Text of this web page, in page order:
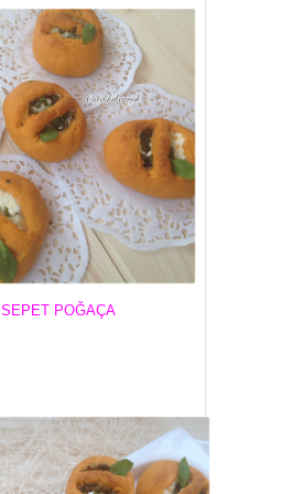
SEPET POĞAÇA